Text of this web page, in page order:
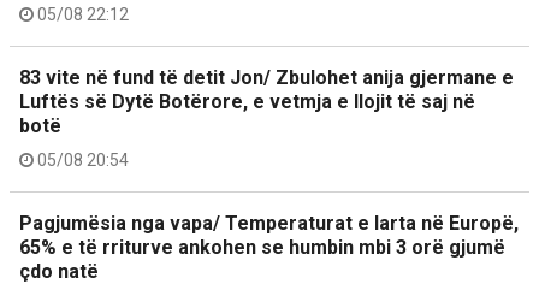
05/08 22:12
83 vite në fund të detit Jon/ Zbulohet anija gjermane e
Luftës së Dytë Botërore, e vetmja e llojit të saj në
botë
05/08 20:54
Pagjumësia nga vapa/ Temperaturat e larta në Europë,
65% e të rriturve ankohen se humbin mbi 3 orë gjumë
çdo natë